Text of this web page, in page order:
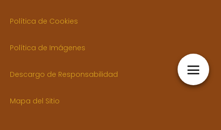
Política de Cookies
Política de Imágenes
Descargo de Responsabilidad
Mapa del Sitio